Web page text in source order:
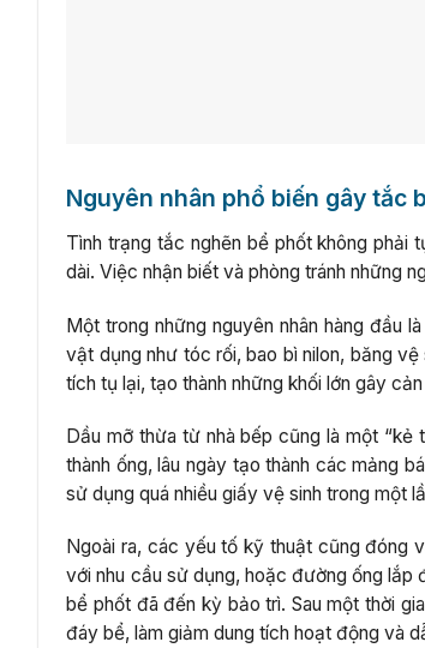
Nguyên nhân phổ biến gây tắc
Tình trạng tắc nghẽn bể phốt không phải
dài. Việc nhận biết và phòng tránh những
Một trong những nguyên nhân hàng đầu
vật dụng như tóc rối, bao bì nilon, băng
tích tụ lại, tạo thành những khối lớn gây
Dầu mỡ thừa từ nhà bếp cũng là một
thành ống, lâu ngày tạo thành các mảng
sử dụng quá nhiều giấy vệ sinh trong một
Ngoài ra, các yếu tố kỹ thuật cũng đóng
với nhu cầu sử dụng, hoặc đường ống lắp
bể phốt đã đến kỳ bảo trì. Sau một thời
đáy bể, làm giảm dung tích hoạt động và